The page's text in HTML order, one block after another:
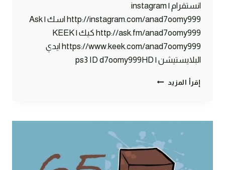
انستقرام | instagram
http://instagram.com/anad7oomy999 اسك | Ask
http://ask.fm/anad7oomy999 كيك | KEEK
https://www.keek.com/anad7oomy999 ايدي
البلايستيشن | ps3 ID d7oomy999HD
إقرأ المزيد ماين
5
نجوم
#66
|
66#